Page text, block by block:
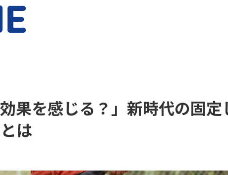
果を感じる？」新時代の固
は